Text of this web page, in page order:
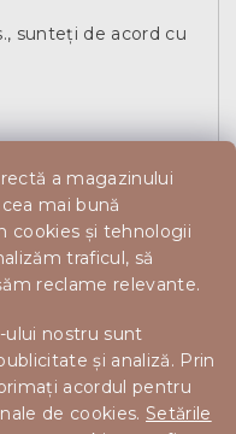
a magazinului
mai bună
cookies și tehnologii
traficul, să
reclame relevante.
ului nostru sunt
și analiză. Prin
acordul pentru
de cookies. Setările
sunteți de acord cu